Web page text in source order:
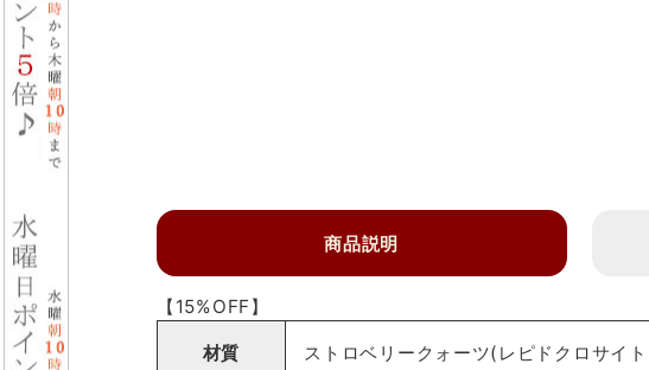
商品説明
【15%OFF】
材質 ストロベリークォーツ(レピドクロサイ